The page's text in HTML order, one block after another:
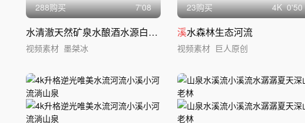
288购买 7'08
水清澈天然矿泉水酿酒水源白酒广告水质
视频素材 墨桀冰
23购买 4K 0'50
溪水森林生态河流
视频素材 巨人原创